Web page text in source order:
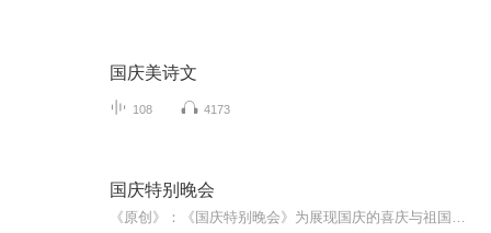
国庆美诗文
108 4173
国庆特别晚会